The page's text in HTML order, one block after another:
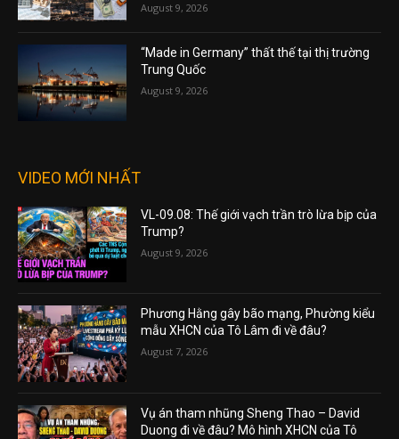
August 9, 2026
“Made in Germany” thất thế tại thị trường
Trung Quốc
August 9, 2026
VIDEO MỚI NHẤT
VL-09.08: Thế giới vạch trần trò lừa bịp của
Trump?
August 9, 2026
Phương Hằng gây bão mạng, Phường kiểu
mẫu XHCN của Tô Lâm đi về đâu?
August 7, 2026
Vụ án tham nhũng Sheng Thao – David
Duong đi về đâu? Mô hình XHCN của Tô